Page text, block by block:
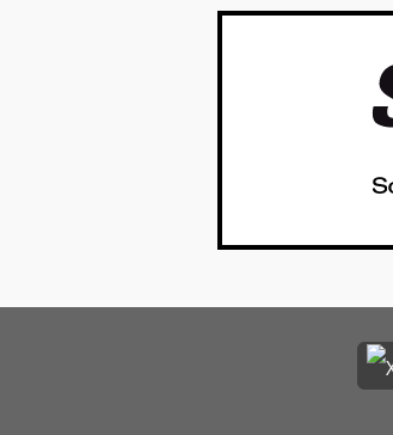
夏に欠かせない曲にな
HACNAMATADAとMETI
ACNAMATADA #METIS